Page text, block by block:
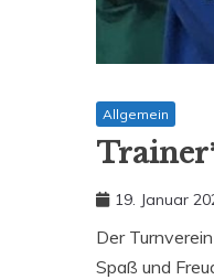
Allgemein
19. Januar
Der
Spaß und